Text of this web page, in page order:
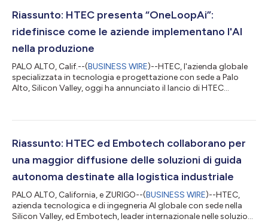
Riassunto: HTEC presenta “OneLoopAi”:
ridefinisce come le aziende implementano l'AI
nella produzione
PALO ALTO, Calif.--(BUSINESS WIRE)--HTEC, l'azienda globale
specializzata in tecnologia e progettazione con sede a Palo
Alto, Silicon Valley, oggi ha annunciato il lancio di HTEC
piattaforma offre visibilità in tempo reale nel progresso, nella
implementazione e scalabilità dell'intelligenza artificiale in...
Riassunto: HTEC ed Embotech collaborano per
una maggior diffusione delle soluzioni di guida
autonoma destinate alla logistica industriale
PALO ALTO, California, e ZURIGO--(BUSINESS WIRE)--HTEC,
azienda tecnologica e di ingegneria AI globale con sede nella
Silicon Valley, ed Embotech, leader internazionale nelle soluzioni